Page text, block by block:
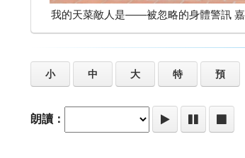
小 中 大 特 預
朗讀：